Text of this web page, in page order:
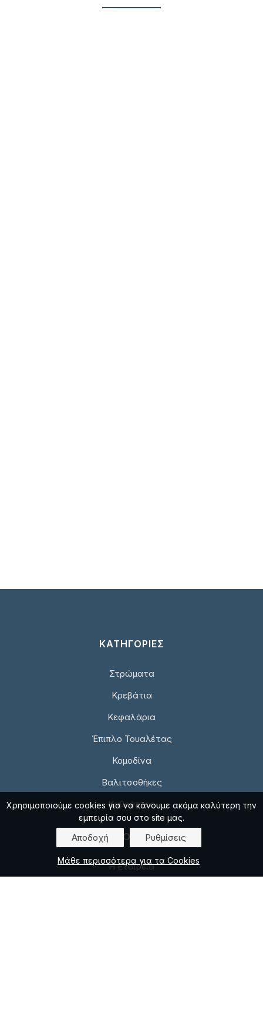
ΚΑΤΗΓΟΡΙΕΣ
Στρώματα
Κρεβάτια
Κεφαλάρια
Έπιπλο Τουαλέτας
Κομοδίνα
Βαλιτσοθήκες
Καθρέπτες
ΠΛΗΡΟΦΟΡΙΕΣ
Η Εταιρεία
Χρησιμοποιούμε cookies για να κάνουμε ακόμα καλύτερη την
εμπειρία σου στο site μας.
Αποδοχή Ρυθμίσεις
Μάθε περισσότερα για τα Cookies